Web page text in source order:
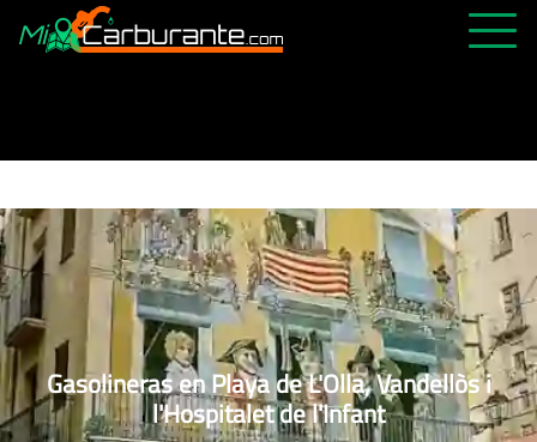
ABIERTAS 24H
ÚLTIMAS MATRÍCULAS
FAVORITAS
Gasolineras en Playa de L'Olla, Vandellòs i
l'Hospitalet de l'Infant